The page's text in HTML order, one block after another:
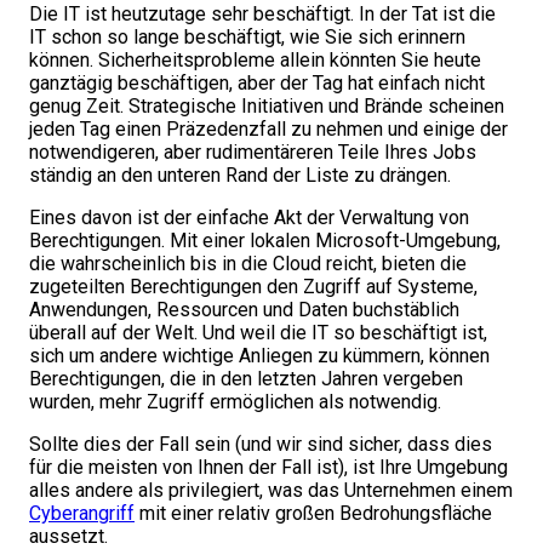
Die IT ist heutzutage sehr beschäftigt. In der Tat ist die
IT schon so lange beschäftigt, wie Sie sich erinnern
können. Sicherheitsprobleme allein könnten Sie heute
ganztägig beschäftigen, aber der Tag hat einfach nicht
genug Zeit. Strategische Initiativen und Brände scheinen
jeden Tag einen Präzedenzfall zu nehmen und einige der
notwendigeren, aber rudimentäreren Teile Ihres Jobs
ständig an den unteren Rand der Liste zu drängen.
Eines davon ist der einfache Akt der Verwaltung von
Berechtigungen. Mit einer lokalen Microsoft-Umgebung,
die wahrscheinlich bis in die Cloud reicht, bieten die
zugeteilten Berechtigungen den Zugriff auf Systeme,
Anwendungen, Ressourcen und Daten buchstäblich
überall auf der Welt. Und weil die IT so beschäftigt ist,
sich um andere wichtige Anliegen zu kümmern, können
Berechtigungen, die in den letzten Jahren vergeben
wurden, mehr Zugriff ermöglichen als notwendig.
Sollte dies der Fall sein (und wir sind sicher, dass dies
für die meisten von Ihnen der Fall ist), ist Ihre Umgebung
alles andere als privilegiert, was das Unternehmen einem
Cyberangriff mit einer relativ großen Bedrohungsfläche
aussetzt.